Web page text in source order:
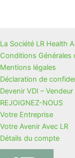
La Société LR Health
Conditions Générales
Mentions légales
Déclaration de
Devenir VDI –
REJOIGNEZ-NOUS
Votre Entreprise
Votre Avenir Avec LR
Détails du compte